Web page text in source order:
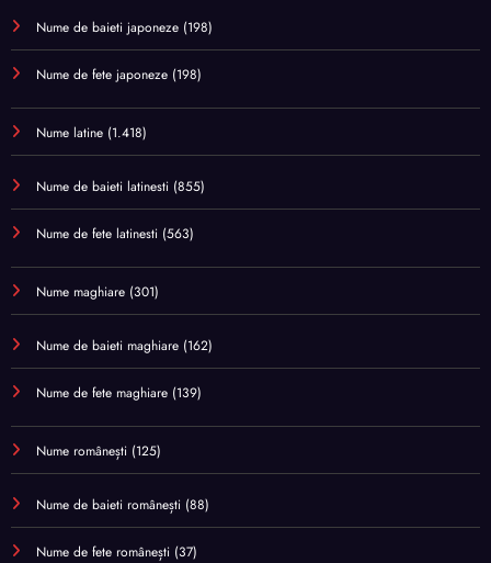
Nume de baieti japoneze (198)
Nume de fete japoneze (198)
Nume latine (1.418)
Nume de baieti latinesti (855)
Nume de fete latinesti (563)
Nume maghiare (301)
Nume de baieti maghiare (162)
Nume de fete maghiare (139)
Nume românești (125)
Nume de baieti românești (88)
Nume de fete românești (37)